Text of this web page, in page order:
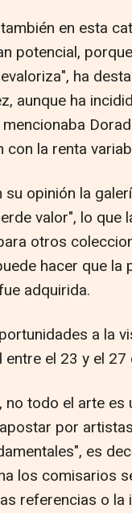
en esta
potencial,
ha
aunque ha
con la renta
su opinión la
valor", lo que
otros
hacer que la
adquirida.
a la
entre el 23 y el
no todo el arte es
por
es
los comisarios
referencias o la